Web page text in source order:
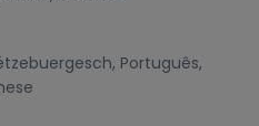
humaines ayant pour
de nos agents
que des agents
, Português,